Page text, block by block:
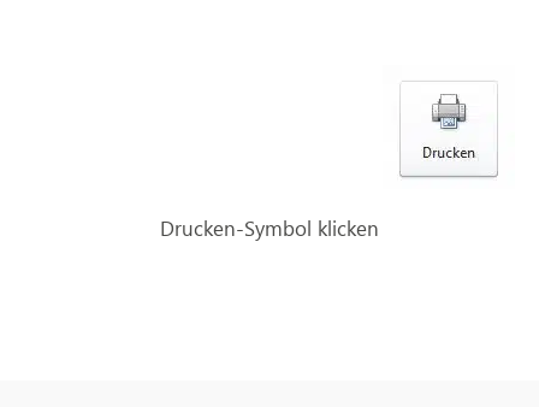
Drucken-Symbol klicken